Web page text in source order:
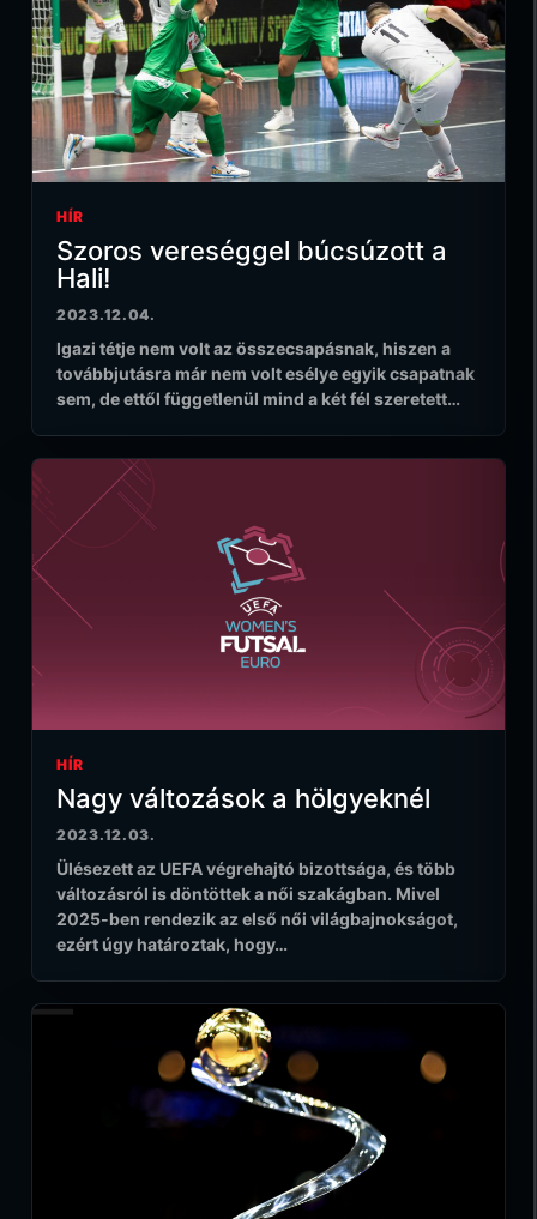
HÍR
Szoros vereséggel búcsúzott a
Hali!
2023.12.04.
Igazi tétje nem volt az összecsapásnak, hiszen a
továbbjutásra már nem volt esélye egyik csapatnak
sem, de ettől függetlenül mind a két fél szeretett…
HÍR
Nagy változások a hölgyeknél
2023.12.03.
Ülésezett az UEFA végrehajtó bizottsága, és több
változásról is döntöttek a női szakágban. Mivel
2025-ben rendezik az első női világbajnokságot,
ezért úgy határoztak, hogy…